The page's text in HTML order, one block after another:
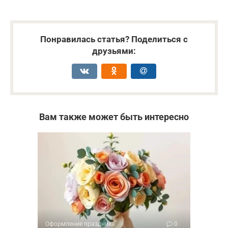
Понравилась статья? Поделиться с
друзьями:
Вам также может быть интересно
Оформление праздника 0